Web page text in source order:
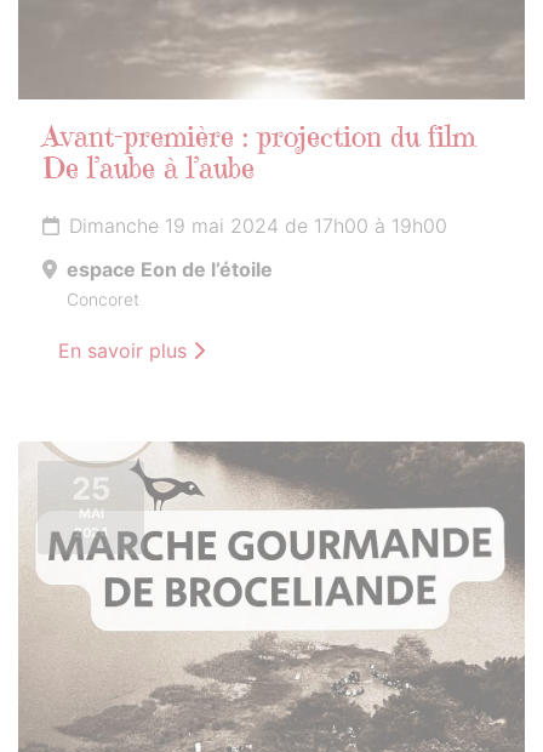
Avant-première : projection du film
De l’aube à l’aube
Dimanche 19 mai 2024 de 17h00 à 19h00
espace Eon de l’étoile
Concoret
En savoir plus
25
MAI
2024